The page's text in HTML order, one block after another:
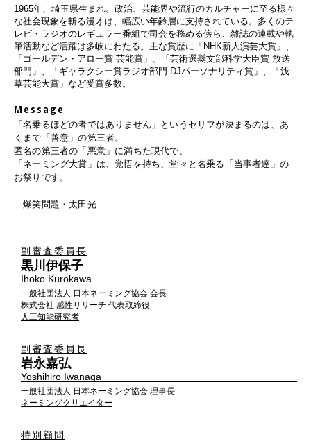
1965年、埼玉県生まれ。政治、芸能界や流行のカルチャーに至る様々
な社会現象を斬る漫才は、幅広い年齢層に支持されている。多くのテ
レビ・ラジオのレギュラー番組で司会を務める傍ら、雑誌の連載や執
筆活動など活躍は多岐にわたる。主な賞歴に「NHK新人演芸大賞」、
「ゴールデン・アロー賞 芸能賞」、「芸術選奨文部科学大臣賞 放送
部門」、「ギャラクシー賞ラジオ部門 DJパーソナリティ賞」、「浅
草芸能大賞」など受賞多数。
Message
「名乗るほどの者ではありません」というセリフが決まるのは、あ
くまで「善意」の第三者。
匿名の第三者の「悪意」に満ちた現代で、
「ネーミング大賞」は、覚悟を持ち、堂々と名乗る「当事者達」の
お祭りです。
爆笑問題・太田光
副審査委員長
黒川伊保子
Ihoko Kurokawa
一般社団法人 日本ネーミング協会 会⻑
株式会社 感性リサーチ 代表取締役
人工知能研究者
副審査委員長
岩永嘉弘
Yoshihiro Iwanaga
一般社団法人 日本ネーミング協会 理事長
ネーミングクリエイター
特別顧問